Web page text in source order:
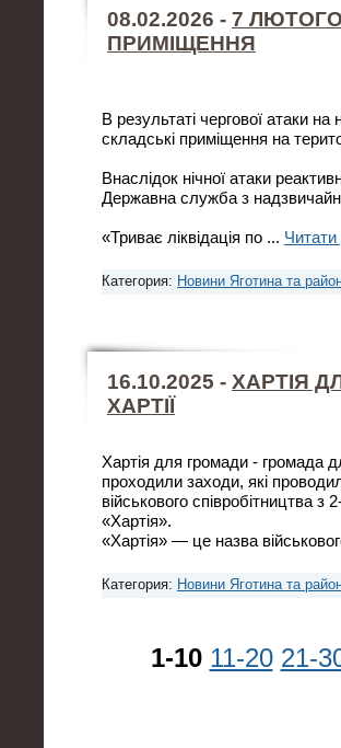
08.02.2026 - 7
ПРИМІЩЕННЯ
В результаті чергової атаки
складські приміщення на
Внаслідок нічної атаки
Державна служба з
«Триває ліквідація по ... Читати
Категория: Новини Яготина та
16.10.2025 - ХАРТІЯ
ХАРТІЇ
Хартія для громади - громада
проходили заходи, які
військового співробітництва з
«Хартія».
«Хартія» — це назва
Категория: Новини Яготина та
1-10 11-20 21-